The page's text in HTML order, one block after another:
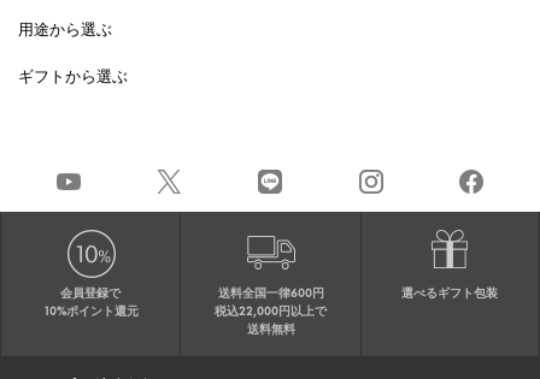
用途から選ぶ
ギフトから選ぶ
会員登録で
10%ポイント還元
送料全国一律600円
税込22,000円以上で
送料無料
選べるギフト包装